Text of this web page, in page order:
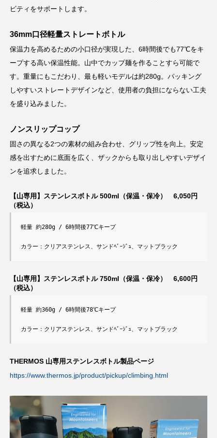
ビティをサポートします。
36mm口径軽量ストレートボトル
保温力を高めるための小口径が実現した、6時間後でも77℃をキ
ープする高い保温性能。山中でカップ麺を作ることすら可能で
す。重量にもこだわり、最も軽いモデルは約280g。パッキング
しやすいストレートデザインなど、使用者の負担にならない工夫
を盛り込みました。
ノンスリップコップ
固さの異なる2つの素材の組み合わせ、グリップ性を向上。安定
感を出すために底面を広く、ザックからも取り出しやすいデザイ
ンを追求しました。
【山専用】ステンレスボトル 500ml（保温・保冷） 6,050円
（税込）
軽量 約280g / 6時間後77℃キープ
カラー：クリアステンレス、サンドﾍﾞｰｼﾞｭ、マットブラック
【山専用】ステンレスボトル 750ml（保温・保冷） 6,600円
（税込）
軽量 約360g / 6時間後78℃キープ
カラー：クリアステンレス、サンドﾍﾞｰｼﾞｭ、マットブラック
THERMOS 山専用ステンレスボトル製品ページ
https://www.thermos.jp/product/pickup/climbing.html